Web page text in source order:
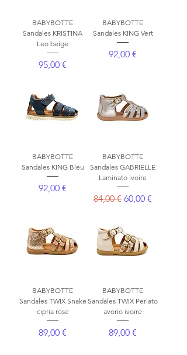
BABYBOTTE
Sandales KRISTINA
Leo beige
Prix
95,00 €
BABYBOTTE
Sandales KING Vert
Prix
92,00 €
BABYBOTTE
Sandales KING Bleu
Prix
92,00 €
BABYBOTTE
Sandales GABRIELLE
Laminato ivoire
Prix original
84,00 € Prix
60,00 €
BABYBOTTE
Sandales TWIX Snake
cipria rose
Prix
89,00 €
BABYBOTTE
Sandales TWIX Perlato
avorio ivoire
Prix
89,00 €